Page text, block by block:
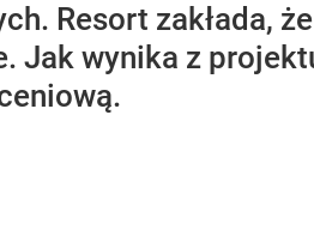
Resort zakłada,
Jak wynika z